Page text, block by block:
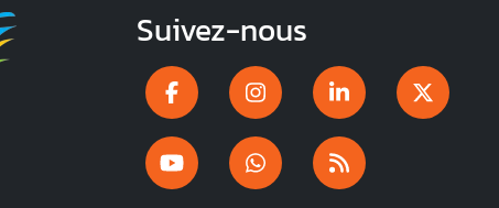
Suivez-nous